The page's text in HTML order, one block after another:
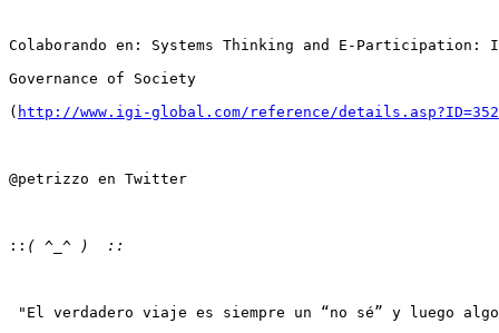
Colaborando en: Systems Thinking and E-Participation:
Governance of Society
( http://www.igi-global.com/reference/
@petrizzo en Twitter
::
"El verdadero viaje es siempre un “no sé” y luego